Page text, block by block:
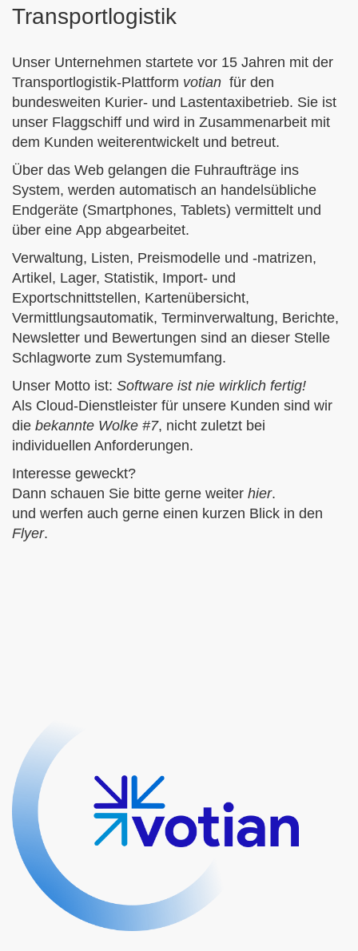
Transportlogistik
Unser Unternehmen startete vor 15 Jahren mit der
Transportlogistik-Plattform votian für den
bundesweiten Kurier- und Lastentaxibetrieb. Sie ist
unser Flaggschiff und wird in Zusammenarbeit mit
dem Kunden weiterentwickelt und betreut.
Über das Web gelangen die Fuhraufträge ins
System, werden automatisch an handelsübliche
Endgeräte (Smartphones, Tablets) vermittelt und
über eine App abgearbeitet.
Verwaltung, Listen, Preismodelle und -matrizen,
Artikel, Lager, Statistik, Import- und
Exportschnittstellen, Kartenübersicht,
Vermittlungsautomatik, Terminverwaltung, Berichte,
Newsletter und Bewertungen sind an dieser Stelle
Schlagworte zum Systemumfang.
Unser Motto ist: Software ist nie wirklich fertig!
Als Cloud-Dienstleister für unsere Kunden sind wir
die bekannte Wolke #7, nicht zuletzt bei
individuellen Anforderungen.
Interesse geweckt?
Dann schauen Sie bitte gerne weiter hier.
und werfen auch gerne einen kurzen Blick in den
Flyer.